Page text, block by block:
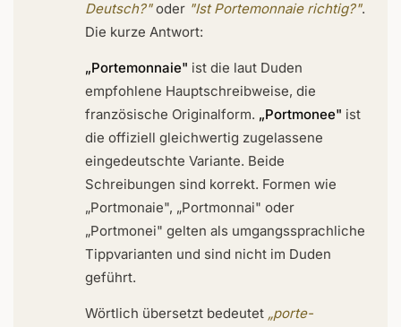
Deutsch?"oder "Ist Portemonnaie richtig?".
Die kurze Antwort:
„Portemonnaie" ist die laut Duden
empfohlene Hauptschreibweise, die
französische Originalform. „Portmonee" ist
die offiziell gleichwertig zugelassene
eingedeutschte Variante. Beide
Schreibungen sind korrekt. Formen wie
„Portmonaie", „Portmonnai" oder
„Portmonei" gelten als umgangssprachliche
Tippvarianten und sind nicht im Duden
geführt.
Wörtlich übersetzt bedeutet „porte-